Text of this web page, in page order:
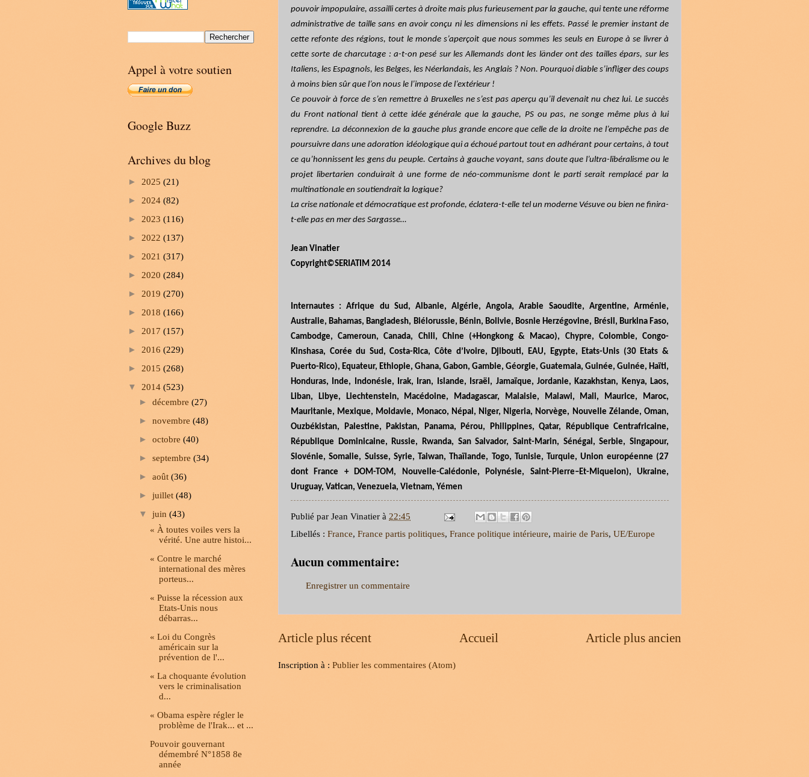
pouvoir impopulaire, assailli certes à droite mais plus furieusement par la gauche, qui tente une réforme
administrative de taille sans en avoir conçu ni les dimensions ni les effets. Passé le premier instant de
cette refonte des régions, tout le monde s’aperçoit que nous sommes les seuls en Europe à se livrer à
cette sorte de charcutage : a-t-on pesé sur les Allemands dont les länder ont des tailles épars, sur les
Italiens, les Espagnols, les Belges, les Néerlandais, les Anglais ? Non. Pourquoi diable s’infliger des coups
à moins bien sûr que l’on nous le l’impose de l’extérieur !
Ce pouvoir à force de s’en remettre à Bruxelles ne s’est pas aperçu qu’il devenait nu chez lui. Le succès
du Front national tient à cette idée générale que la gauche, PS ou pas, ne songe même plus à lui
reprendre. La déconnexion de la gauche plus grande encore que celle de la droite ne l’empêche pas de
poursuivre dans une adoration idéologique qui a échoué partout tout en adhérant pour certains, à tout
ce qu’honnissent les gens du peuple. Certains à gauche voyant, sans doute que l’ultra-libéralisme ou le
projet libertarien conduirait à une forme de néo-communisme dont le parti serait remplacé par la
multinationale en soutiendrait la logique?
La crise nationale et démocratique est profonde, éclatera-t-elle tel un moderne Vésuve ou bien ne finira-
t-elle pas en mer des Sargasse…
Jean Vinatier
Copyright©SERIATIM 2014
Internautes : Afrique du Sud, Albanie, Algérie, Angola, Arabie Saoudite, Argentine, Arménie,
Australie, Bahamas, Bangladesh, Biélorussie, Bénin, Bolivie, Bosnie Herzégovine, Brésil, Burkina Faso,
Cambodge, Cameroun, Canada, Chili, Chine (+Hongkong & Macao), Chypre, Colombie, Congo-
Kinshasa, Corée du Sud, Costa-Rica, Côte d’Ivoire, Djibouti, EAU, Egypte, Etats-Unis (30 Etats &
Puerto-Rico), Equateur, Ethiopie, Ghana, Gabon, Gambie, Géorgie, Guatemala, Guinée, Guinée, Haïti,
Honduras, Inde, Indonésie, Irak, Iran, Islande, Israël, Jamaïque, Jordanie, Kazakhstan, Kenya, Laos,
Liban, Libye, Liechtenstein, Macédoine, Madagascar, Malaisie, Malawi, Mali, Maurice, Maroc,
Mauritanie, Mexique, Moldavie, Monaco, Népal, Niger, Nigeria, Norvège, Nouvelle Zélande, Oman,
Ouzbékistan, Palestine, Pakistan, Panama, Pérou, Philippines, Qatar, République Centrafricaine,
République Dominicaine, Russie, Rwanda, San Salvador, Saint-Marin, Sénégal, Serbie, Singapour,
Slovénie, Somalie, Suisse, Syrie, Taiwan, Thaïlande, Togo, Tunisie, Turquie, Union européenne (27
dont France + DOM-TOM, Nouvelle-Calédonie, Polynésie, Saint-Pierre–Et-Miquelon), Ukraine,
Uruguay, Vatican, Venezuela, Vietnam, Yémen
Publié par Jean Vinatier à 22:45
Libellés : France, France partis politiques, France politique intérieure, mairie de Paris, UE/Europe
Aucun commentaire:
Enregistrer un commentaire
Article plus récent Article plus ancien
Accueil
Inscription à : Publier les commentaires (Atom)
Appel à votre soutien
Google Buzz
Archives du blog
► 2025 (21)
► 2024 (82)
► 2023 (116)
► 2022 (137)
► 2021 (317)
► 2020 (284)
► 2019 (270)
► 2018 (166)
► 2017 (157)
► 2016 (229)
► 2015 (268)
▼ 2014 (523)
► décembre (27)
► novembre (48)
► octobre (40)
► septembre (34)
► août (36)
► juillet (48)
▼ juin (43)
« À toutes voiles vers la
vérité. Une autre histoi...
« Contre le marché
international des mères
porteus...
« Puisse la récession aux
Etats-Unis nous
débarras...
« Loi du Congrès
américain sur la
prévention de l'...
« La choquante évolution
vers le criminalisation
d...
« Obama espère régler le
problème de l'Irak... et ...
Pouvoir gouvernant
démembré N°1858 8e
année